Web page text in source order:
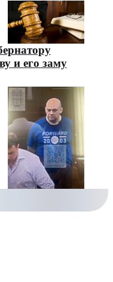
и его заму